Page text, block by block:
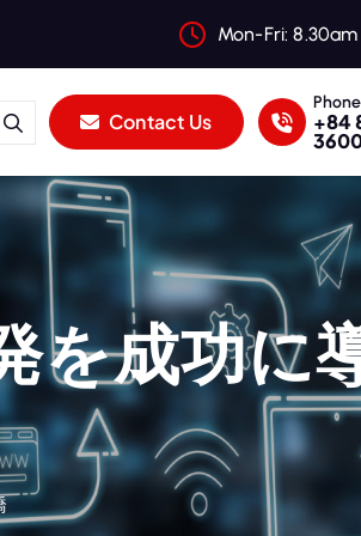
Mon-Fri:
Contact Us +84
を成功に